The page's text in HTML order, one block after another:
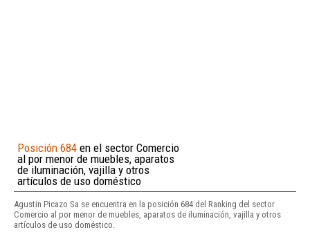
Posición 684 en el sector Comercio
al por menor de muebles, aparatos
de iluminación, vajilla y otros
artículos de uso doméstico
Agustin Picazo Sa se encuentra en la posición 684 del Ranking del sector
Comercio al por menor de muebles, aparatos de iluminación, vajilla y otros
artículos de uso doméstico.